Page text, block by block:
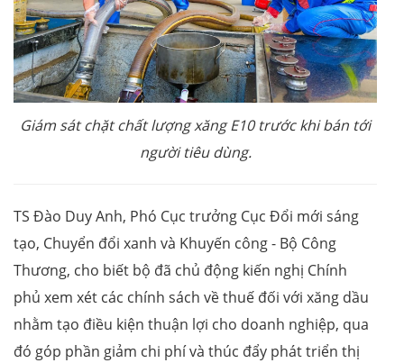
Giám sát chặt chất lượng xăng E10 trước khi bán tới
người tiêu dùng.
TS Đào Duy Anh, Phó Cục trưởng Cục Đổi mới sáng
tạo, Chuyển đổi xanh và Khuyến công - Bộ Công
Thương, cho biết bộ đã chủ động kiến nghị Chính
phủ xem xét các chính sách về thuế đối với xăng dầu
nhằm tạo điều kiện thuận lợi cho doanh nghiệp, qua
đó góp phần giảm chi phí và thúc đẩy phát triển thị